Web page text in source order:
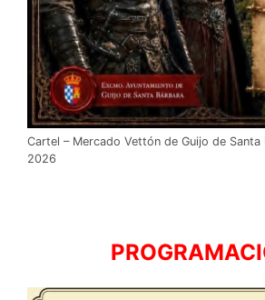
Cartel – Mercado Vettón de Guijo de Santa
2026